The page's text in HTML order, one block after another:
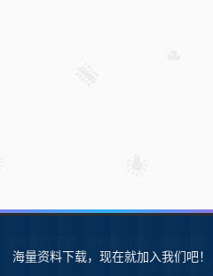
SW自学网
海量资料下载，现在就加入我们吧！